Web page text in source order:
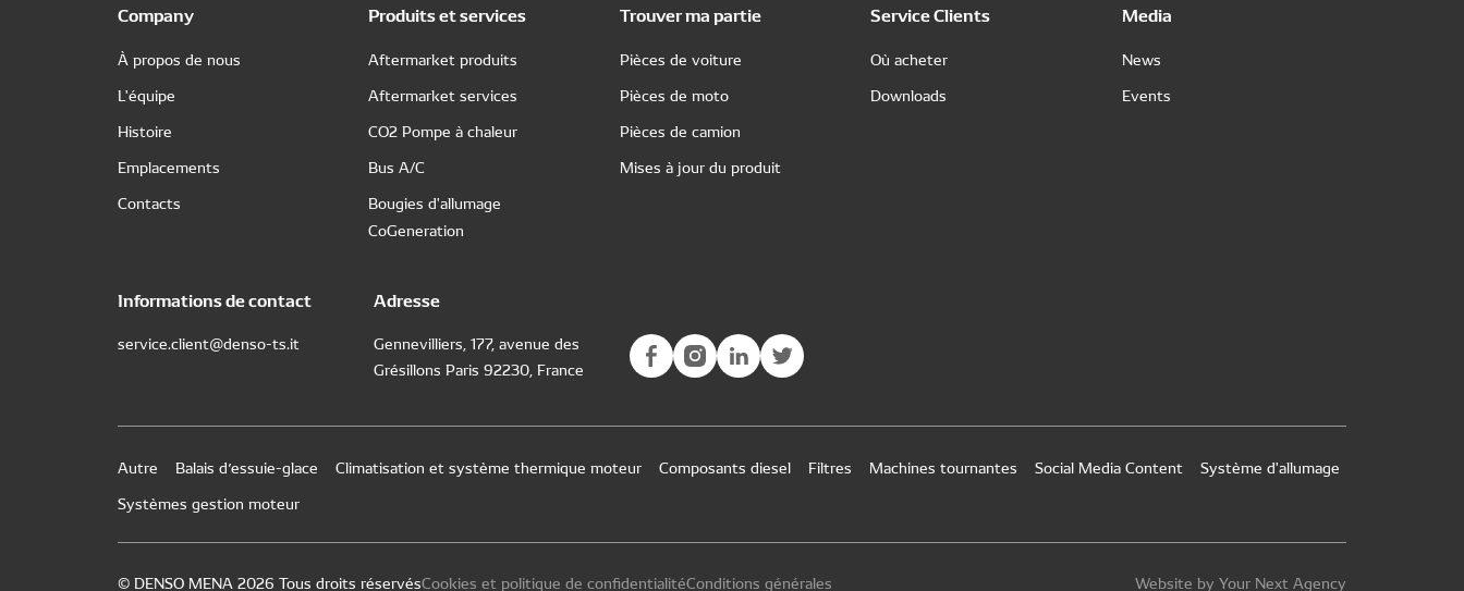
Company
À propos de nous
L'équipe
Histoire
Emplacements
Contacts
Produits et services
Aftermarket produits
Aftermarket services
CO2 Pompe à chaleur
Bus A/C
Bougies d'allumage
CoGeneration
Trouver ma partie
Pièces de voiture
Pièces de moto
Pièces de camion
Mises à jour du produit
Service Clients
Où acheter
Downloads
Media
News
Events
Informations de contact
service.client@denso-ts.it
Adresse
Gennevilliers, 177, avenue des
Grésillons Paris 92230, France
Autre Balais d’essuie-glace Climatisation et système thermique moteur Composants diesel Filtres Machines tournantes Social Media Content
Système d'allumage
Systèmes gestion moteur
© DENSO MENA 2026 Tous droits réservésCookies et politique de confidentialitéConditions générales Website by Your Next Agency